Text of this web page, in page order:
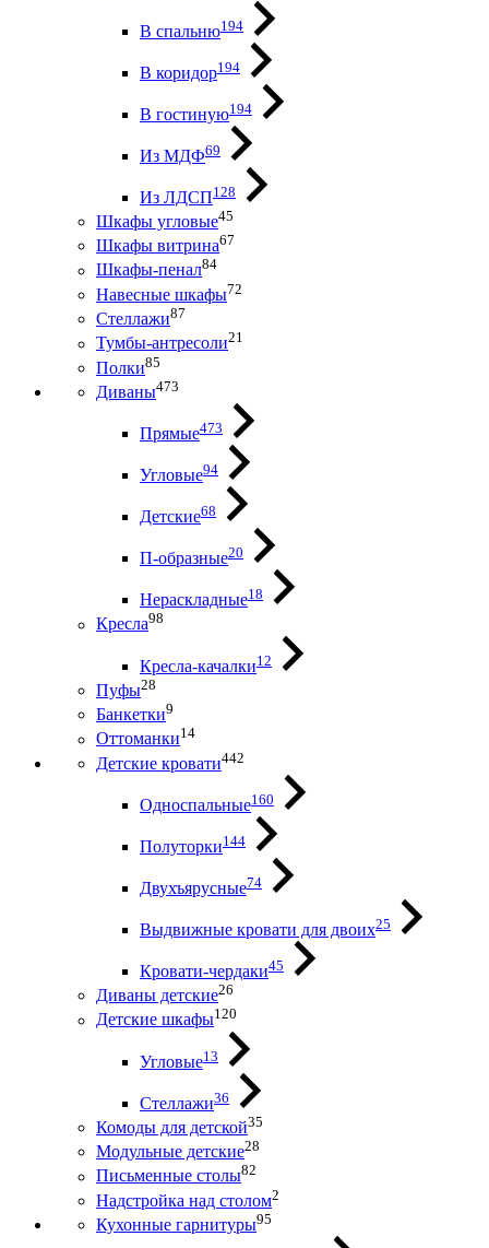
В спальню194
В коридор194
В гостиную194
Из МДФ69
Из ЛДСП128
Шкафы угловые45
Шкафы витрина67
Шкафы-пенал84
Навесные шкафы72
Стеллажи87
Тумбы-антресоли21
Полки85
Диваны473
Прямые473
Угловые94
Детские68
П-образные20
Нераскладные18
Кресла98
Кресла-качалки12
Пуфы28
Банкетки9
Оттоманки14
Детские кровати442
Односпальные160
Полуторки144
Двухъярусные74
Выдвижные кровати для двоих25
Кровати-чердаки45
Диваны детские26
Детские шкафы120
Угловые13
Стеллажи36
Комоды для детской35
Модульные детские28
Письменные столы82
Надстройка над столом2
Кухонные гарнитуры95